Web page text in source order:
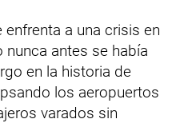
a una crisis en
antes se había
en la historia de
los aeropuertos
varados sin